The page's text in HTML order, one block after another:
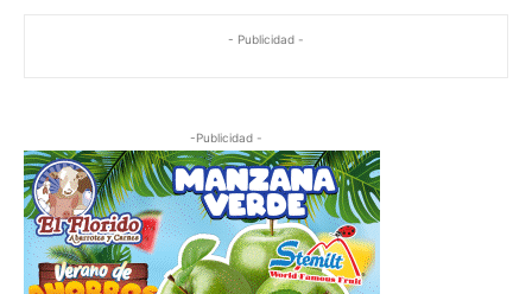
- Publicidad -
-Publicidad -